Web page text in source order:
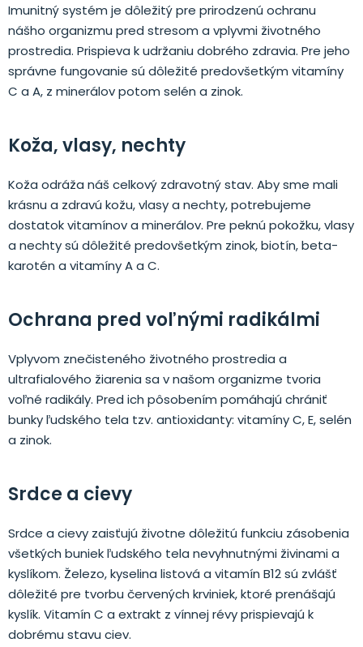
Imunitný systém je dôležitý pre prirodzenú ochranu
nášho organizmu pred stresom a vplyvmi životného
prostredia. Prispieva k udržaniu dobrého zdravia. Pre jeho
správne fungovanie sú dôležité predovšetkým vitamíny
C a A, z minerálov potom selén a zinok.
Koža, vlasy, nechty
Koža odráža náš celkový zdravotný stav. Aby sme mali
krásnu a zdravú kožu, vlasy a nechty, potrebujeme
dostatok vitamínov a minerálov. Pre peknú pokožku, vlasy
a nechty sú dôležité predovšetkým zinok, biotín, beta-
karotén a vitamíny A a C.
Ochrana pred voľnými radikálmi
Vplyvom znečisteného životného prostredia a
ultrafialového žiarenia sa v našom organizme tvoria
voľné radikály. Pred ich pôsobením pomáhajú chrániť
bunky ľudského tela tzv. antioxidanty: vitamíny C, E, selén
a zinok.
Srdce a cievy
Srdce a cievy zaisťujú životne dôležitú funkciu zásobenia
všetkých buniek ľudského tela nevyhnutnými živinami a
kyslíkom. Železo, kyselina listová a vitamín B12 sú zvlášť
dôležité pre tvorbu červených krviniek, ktoré prenášajú
kyslík. Vitamín C a extrakt z vínnej révy prispievajú k
dobrému stavu ciev.